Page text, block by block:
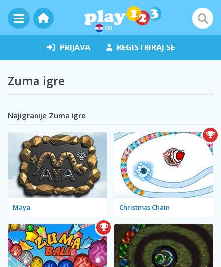
HR
PRIJAVA REGISTRIRAJ SE
Zuma igre
Najigranije Zuma igre
Maya Christmas Chain